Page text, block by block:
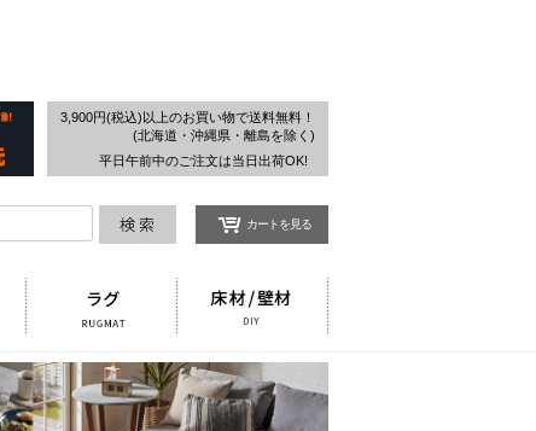
3,900円(税込)以上のお買い物で送料無料！
(北海道・沖縄県・離島を除く)
平日午前中のご注文は当日出荷OK!
カートを見る
検索